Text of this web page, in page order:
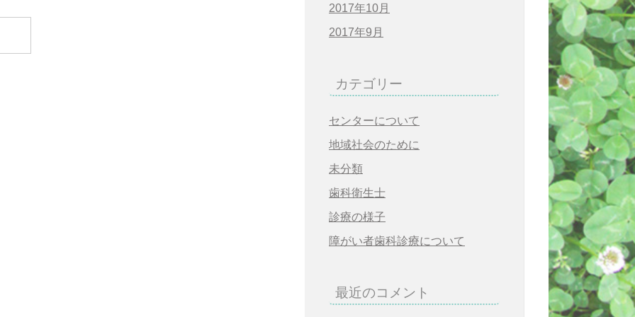
2017年10月
2017年9月
カテゴリー
センターについて
地域社会のために
未分類
歯科衛生士
診療の様子
障がい者歯科診療について
最近のコメント